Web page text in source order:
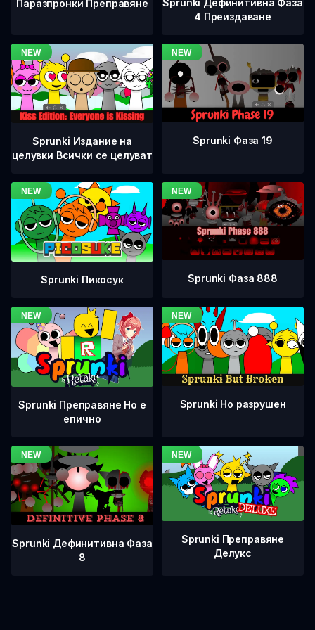
Паразпронки Преправяне
Sprunki Дефинитивна Фаза
4 Преиздаване
Sprunki Издание на
целувки Всички се целуват
Sprunki Фаза 19
Sprunki Пикосук Sprunki Фаза 888
Sprunki Преправяне Но е
епично
Sprunki Но разрушен
Sprunki Дефинитивна Фаза
8
Sprunki Преправяне
Делукс